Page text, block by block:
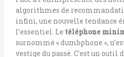
algorithmes de
infini, une nouvelle tendance
l’essentiel. Le téléphone
surnommé « dumbphone »,
vestige du passé. C’est un